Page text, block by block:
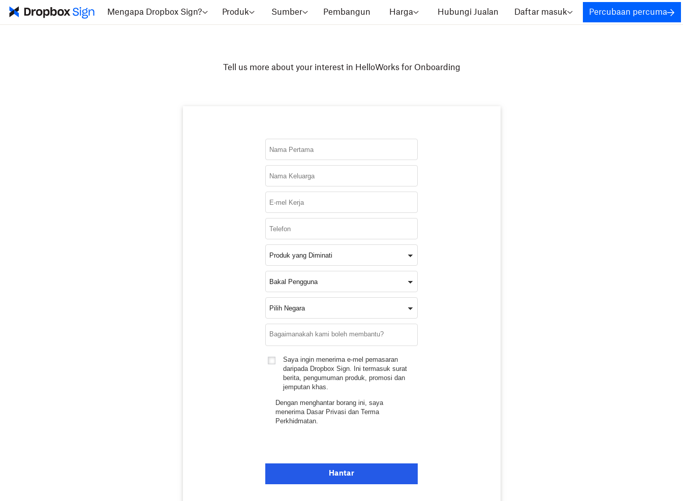
Mengapa Dropbox Sign? Produk Sumber Pembangun Harga Hubungi Jualan Daftar masuk Percubaan percuma
Tell us more about your interest in HelloWorks for Onboarding
Saya ingin menerima e-mel pemasaran
daripada Dropbox Sign. Ini termasuk surat
berita, pengumuman produk, promosi dan
jemputan khas.
Dengan menghantar borang ini, saya
menerima Dasar Privasi dan Terma
Perkhidmatan.
Hantar